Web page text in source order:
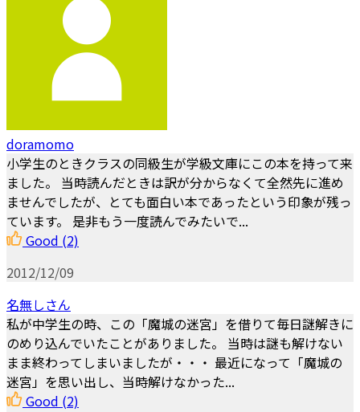
doramomo
小学生のときクラスの同級生が学級文庫にこの本を持って来
ました。 当時読んだときは訳が分からなくて全然先に進め
ませんでしたが、とても面白い本であったという印象が残っ
ています。 是非もう一度読んでみたいで...
Good (2)
2012/12/09
名無しさん
私が中学生の時、この「魔城の迷宮」を借りて毎日謎解きに
のめり込んでいたことがありました。 当時は謎も解けない
まま終わってしまいましたが・・・ 最近になって「魔城の
迷宮」を思い出し、当時解けなかった...
Good (2)